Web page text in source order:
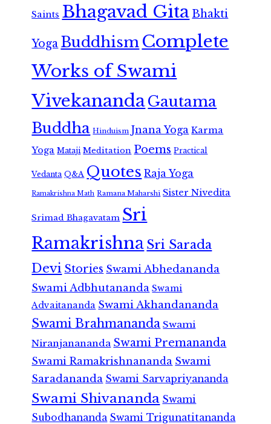
Saints Bhagavad GitaBhakti
Yoga Buddhism Complete
Works of Swami
VivekanandaGautama
Buddha Hinduism Jnana Yoga Karma
Yoga Mataji Meditation Poems Practical
Vedanta Q&A Quotes Raja Yoga
Ramakrishna Math Ramana Maharshi Sister Nivedita
Srimad Bhagavatam Sri
RamakrishnaSri Sarada
Devi Stories Swami Abhedananda
Swami Adbhutananda Swami
Advaitananda Swami Akhandananda
Swami Brahmananda Swami
Niranjanananda Swami Premananda
Swami Ramakrishnananda Swami
Saradananda Swami Sarvapriyananda
Swami Shivananda Swami
Subodhananda Swami Trigunatitananda